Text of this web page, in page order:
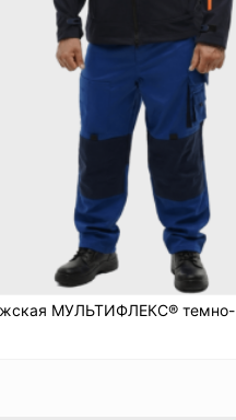
МУЛЬТИФЛЕКС® темно-